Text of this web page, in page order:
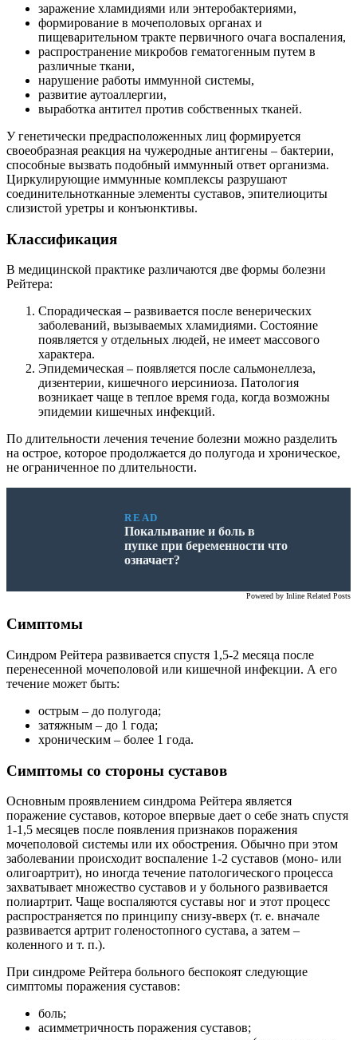
заражение хламидиями или энтеробактериями,
формирование в мочеполовых органах и
пищеварительном тракте первичного очага воспаления,
распространение микробов гематогенным путем в
различные ткани,
нарушение работы иммунной системы,
развитие аутоаллергии,
выработка антител против собственных тканей.
У генетически предрасположенных лиц формируется
своеобразная реакция на чужеродные антигены – бактерии,
способные вызвать подобный иммунный ответ организма.
Циркулирующие иммунные комплексы разрушают
соединительнотканные элементы суставов, эпителиоциты
слизистой уретры и конъюнктивы.
Классификация
В медицинской практике различаются две формы болезни
Рейтера:
Спорадическая – развивается после венерических
заболеваний, вызываемых хламидиями. Состояние
появляется у отдельных людей, не имеет массового
характера.
Эпидемическая – появляется после сальмонеллеза,
дизентерии, кишечного иерсиниоза. Патология
возникает чаще в теплое время года, когда возможны
эпидемии кишечных инфекций.
По длительности лечения течение болезни можно разделить
на острое, которое продолжается до полугода и хроническое,
не ограниченное по длительности.
READ
Покалывание и боль в
пупке при беременности что
означает?
Powered by Inline Related Posts
Симптомы
Синдром Рейтера развивается спустя 1,5-2 месяца после
перенесенной мочеполовой или кишечной инфекции. А его
течение может быть:
острым – до полугода;
затяжным – до 1 года;
хроническим – более 1 года.
Симптомы со стороны суставов
Основным проявлением синдрома Рейтера является
поражение суставов, которое впервые дает о себе знать спустя
1-1,5 месяцев после появления признаков поражения
мочеполовой системы или их обострения. Обычно при этом
заболевании происходит воспаление 1-2 суставов (моно- или
олигоартрит), но иногда течение патологического процесса
захватывает множество суставов и у больного развивается
полиартрит. Чаще воспаляются суставы ног и этот процесс
распространяется по принципу снизу-вверх (т. е. вначале
развивается артрит голеностопного сустава, а затем –
коленного и т. п.).
При синдроме Рейтера больного беспокоят следующие
симптомы поражения суставов:
боль;
асимметричность поражения суставов;